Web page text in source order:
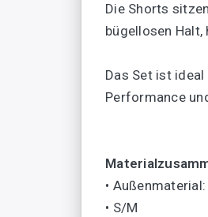
Die Shorts
bügellosen
Das Set ist
Performance
•
• S/M